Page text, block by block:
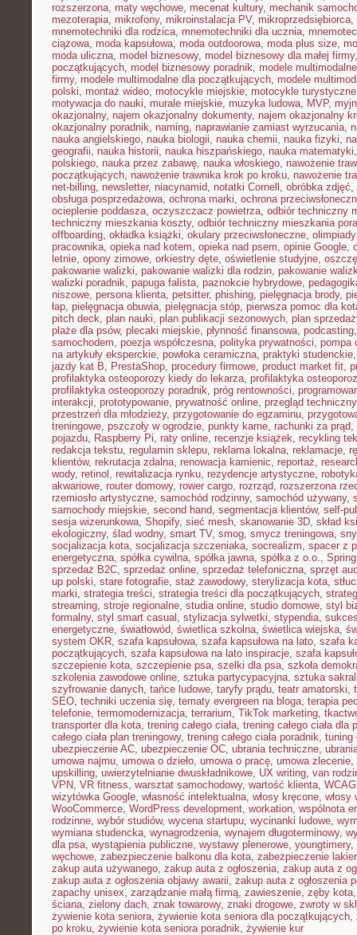
rozszerzona, maty węchowe, mecenat kultury, mechanik
mezoterapia, mikrofony, mikroinstalacja PV, mikroprzedsiębiorca,
mnemotechniki dla rodzica, mnemotechniki dla ucznia,
ciążowa, moda kapsułowa, moda outdoorowa, moda plus size,
moda uliczna, model biznesowy, model biznesowy dla małej firmy
początkujących, model biznesowy poradnik, modele multimodalne
firmy, modele multimodalne dla początkujących, modele
polski, montaż wideo, motocykle miejskie, motocykle turystyczne
motywacja do nauki, murale miejskie, muzyka ludowa, MVP,
okazjonalny, najem okazjonalny dokumenty, najem okazjonalny
okazjonalny poradnik, naming, naprawianie zamiast wyrzucania,
nauka angielskiego, nauka biologii, nauka chemii, nauka fizyki,
geografii, nauka historii, nauka hiszpańskiego, nauka matematyki
polskiego, nauka przez zabawę, nauka włoskiego, nawożenie
początkujących, nawożenie trawnika krok po kroku, nawożenie
net-billing, newsletter, niacynamid, notatki Cornell , obróbka zdjęć,
obsługa posprzedażowa, ochrona marki, ochrona
ocieplenie poddasza, oczyszczacz powietrza, odbiór techniczny
techniczny mieszkania koszty, odbiór techniczny mieszkania
offboarding, okładka książki, okulary przeciwsłoneczne,
pracownika, opieka nad kotem, opieka nad psem, opinie Google,
letnie, opony zimowe, orkiestry dęte, oświetlenie studyjne,
pakowanie walizki, pakowanie walizki dla rodzin, pakowanie
walizki poradnik, papuga falista, paznokcie hybrydowe,
niszowe, persona klienta, petsitter, phishing, pielęgnacja brody,
łap, pielęgnacja obuwia, pielęgnacja stóp, pierwsza pomoc dla
pitch deck, plan nauki, plan publikacji sezonowych, plan
plaże dla psów, plecaki miejskie, płynność finansowa, podcasting
samochodem, poezja współczesna, polityka prywatności, pompa
na artykuły eksperckie, powłoka ceramiczna, praktyki studenckie
jazdy kat B, PrestaShop, procedury firmowe, product market fit,
profilaktyka osteoporozy kiedy do lekarza, profilaktyka
profilaktyka osteoporozy poradnik, próg rentowności,
interakcji, prototypowanie, prywatność online, przegląd techniczny
przestrzeń dla młodzieży, przygotowanie do egzaminu,
treningowe, pszczoły w ogrodzie, punkty karne, rachunki za prąd,
pojazdu, Raspberry Pi, raty online, recenzje książek, recykling
redakcja tekstu, regulamin sklepu, reklama lokalna, reklamacje,
klientów, rekrutacja zdalna, renowacja kamienic, reportaż,
wody, retinol , rewitalizacja rynku, rezydencje artystyczne,
akwariowe, router domowy, rower cargo, rozrząd, rozszerzona
rzemiosło artystyczne, samochód rodzinny, samochód używany,
samochody miejskie, second hand, segmentacja klientów, self-
sesja wizerunkowa, Shopify, sieć mesh, skanowanie 3D, skład
ekologiczny, ślad wodny, smart TV, smog, smycz treningowa,
socjalizacja kota, socjalizacja szczeniaka, socrealizm, spacer z
energetyczna, spółka cywilna, spółka jawna, spółka z o.o.,
sprzedaż B2C, sprzedaż online, sprzedaż telefoniczna, sprzęt
up polski, stare fotografie, staż zawodowy, sterylizacja kota,
marki, strategia treści, strategia treści dla początkujących,
streaming, stroje regionalne, studia online, studio domowe, styl
formalny, styl smart casual , stylizacja sylwetki, stypendia,
energetyczne, światłowód, świetlica szkolna, świetlica wiejska,
system OKR, szafa kapsułowa, szafa kapsułowa na lato, szafa
początkujących, szafa kapsułowa na lato inspiracje, szafa
szczepienie kota, szczepienie psa, szelki dla psa, szkoła
szkolenia zawodowe online, sztuka partycypacyjna, sztuka
szyfrowanie danych, tańce ludowe, taryfy prądu, teatr amatorski,
SEO, techniki uczenia się, tematy evergreen na bloga, terapia
telefonie, termomodernizacja, terrarium, TikTok marketing,
transporter dla kota, trening całego ciała, trening całego ciała dla
całego ciała plan treningowy, trening całego ciała poradnik, tuning
ubezpieczenie AC, ubezpieczenie OC, ubrania techniczne,
umowa najmu, umowa o dzieło, umowa o pracę, umowa zlecenie,
upskilling, uwierzytelnianie dwuskładnikowe, UX writing, van
VPN, VR fitness, warsztat samochodowy, wartość klienta, WCAG
wizytówka Google, własność intelektualna, włosy kręcone, włosy
WooCommerce, WordPress development, workation, wspólnota
rodzinne, wybór studiów, wycena startupu, wycinanki ludowe,
wymiana studencka, wynagrodzenia, wynajem długoterminowy,
dla psa, wystąpienia publiczne, wystawy plenerowe, youngtimery,
węchowe, zabezpieczenie balkonu dla kota, zabezpieczenie
zakup auta używanego, zakup auta z ogłoszenia, zakup auta z
zakup auta z ogłoszenia objawy awarii, zakup auta z ogłoszenia
zapachy unisex, zarządzanie małą firmą, zawieszenie, zęby kota
ściana, zielony dach, znak towarowy, znaki drogowe, zwroty w
żywienie kota seniora, żywienie kota seniora dla początkujących,
po kroku, żywienie kota seniora poradnik, żywienie kur